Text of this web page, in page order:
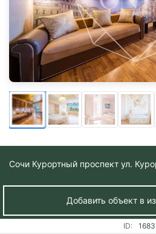
Сочи Курортный проспект ул.
Добавить объект в
ID: